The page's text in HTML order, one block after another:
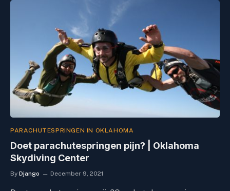
PARACHUTESPRINGEN IN OKLAHOMA
Doet parachutespringen pijn? | Oklahoma
Skydiving Center
By Django December 9, 2021